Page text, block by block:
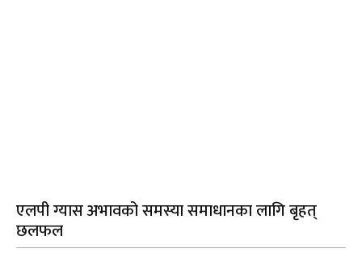
एलपी ग्यास अभावको समस्या समाधानका लागि बृहत्
छलफल